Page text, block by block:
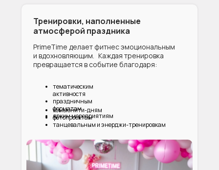
Тренировки, наполненные
атмосферой праздника
тематическим
активностя
праздничным
форматам
ярким мероприятиям
комьюнити-дням
фотопроектам
танцевальным и энерджи-тренировкам
PrimeTime делает фитнес эмоциональным
и вдохновляющим. Каждая тренировка
превращается в событие благодаря: